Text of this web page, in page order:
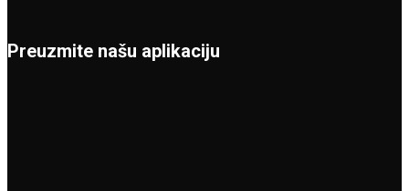
Preuzmite našu aplikaciju